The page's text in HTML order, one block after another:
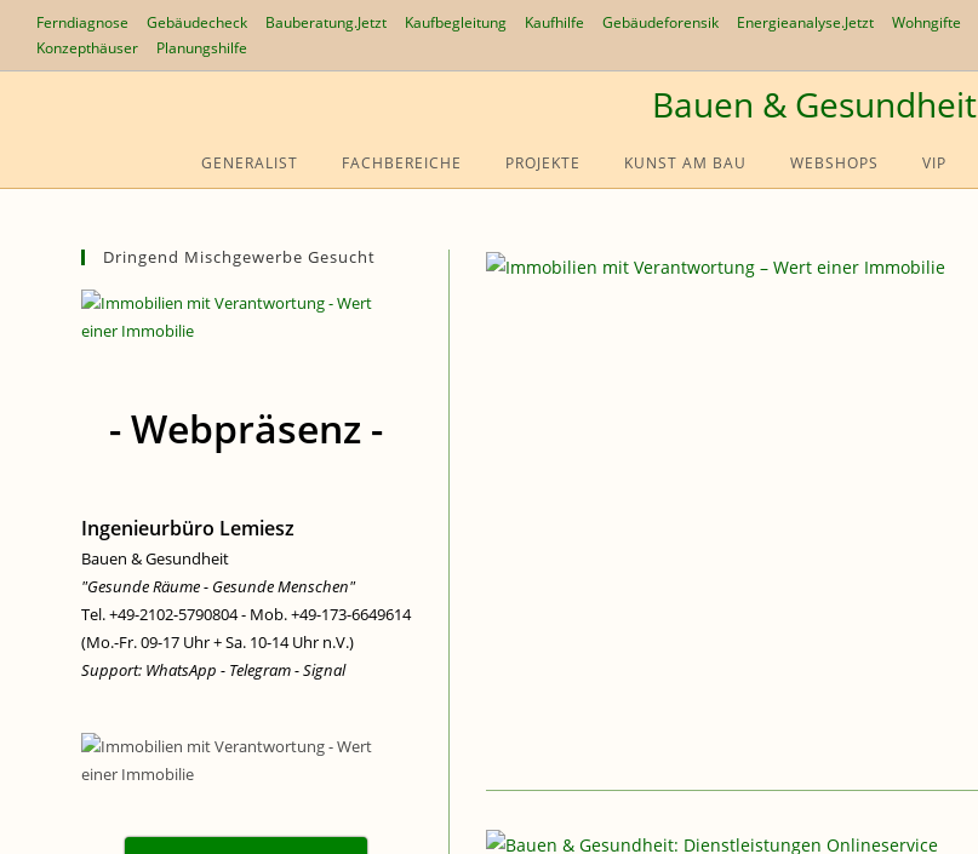
Inhalt
springen
Ferndiagnose Gebäudecheck Bauberatung.Jetzt Kaufbegleitung Kaufhilfe Gebäudeforensik Energieanalyse.Jetzt Wohngifte
Konzepthäuser
Planungshilfe
Bauen & Gesundheit
GENERALIST FACHBEREICHE PROJEKTE KUNST AM BAU WEBSHOPS VIP
Dringend Mischgewerbe Gesucht
- Webpräsenz -
Ingenieurbüro Lemiesz
Bauen & Gesundheit
"Gesunde Räume - Gesunde Menschen"
Tel. +49-2102-5790804 - Mob. +49-173-6649614
(Mo.-Fr. 09-17 Uhr + Sa. 10-14 Uhr n.V.)
Support: WhatsApp - Telegram - Signal